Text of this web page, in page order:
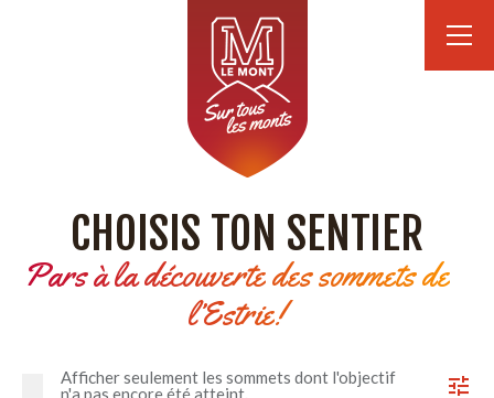
CHOISIS TON SENTIER
Pars à la découverte des sommets de
l’Estrie!
Afficher seulement les sommets dont l'objectif
n'a pas encore été atteint.